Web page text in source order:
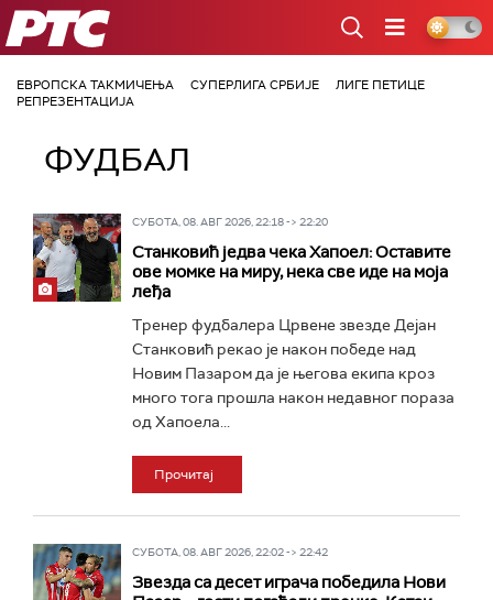
РТС
ЕВРОПСКА ТАКМИЧЕЊА СУПЕРЛИГА СРБИЈЕ
ЛИГЕ ПЕТИЦЕ
РЕПРЕЗЕНТАЦИЈА
ФУДБАЛ
СУБОТА, 08. АВГ 2026, 22:18 -> 22:20
Станковић једва чека Хапоел: Оставите
ове момке на миру, нека све иде на моја
леђа
Тренер фудбалера Црвене звезде Дејан
Станковић рекао је након победе над
Новим Пазаром да је његова екипа кроз
много тога прошла након недавног пораза
од Хапоела...
Прочитај
СУБОТА, 08. АВГ 2026, 22:02 -> 22:42
Звезда са десет играча победила Нови